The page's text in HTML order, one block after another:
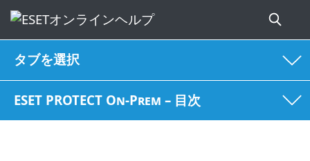
タブを選択
ESET PROTECT On-Prem – 目次